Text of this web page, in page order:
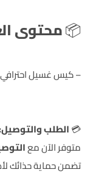
📦محتوى
– كيس غسيل احترافي
💳الطلب
متوفر الآن مع
تضمن حماية حذائك